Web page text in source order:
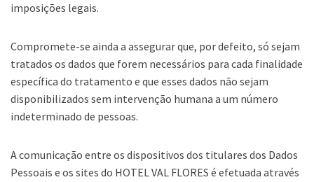
imposições legais.
Compromete-se ainda a assegurar que, por defeito, só sejam
tratados os dados que forem necessários para cada finalidade
específica do tratamento e que esses dados não sejam
disponibilizados sem intervenção humana a um número
indeterminado de pessoas.
A comunicação entre os dispositivos dos titulares dos Dados
Pessoais e os sites do HOTEL VAL FLORES é efetuada através